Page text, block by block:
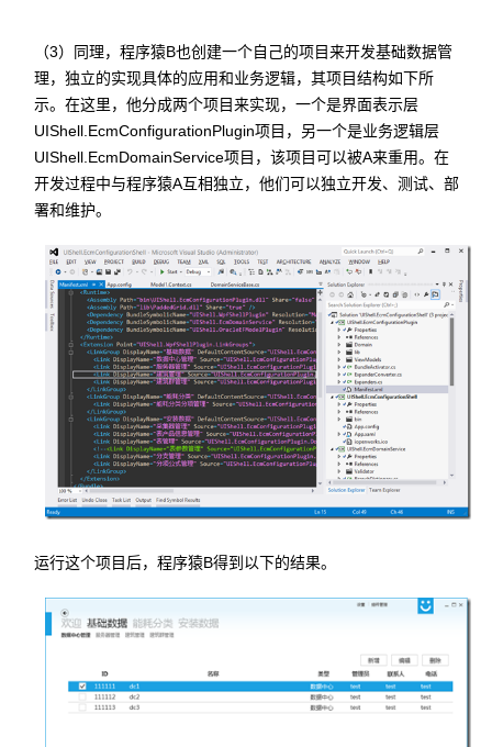
（3）同理，程序猿B也创建一个自己的项目来开发基础数据管
理，独立的实现具体的应用和业务逻辑，其项目结构如下所
示。在这里，他分成两个项目来实现，一个是界面表示层
UIShell.EcmConfigurationPlugin项目，另一个是业务逻辑层
UIShell.EcmDomainService项目，该项目可以被A来重用。在
开发过程中与程序猿A互相独立，他们可以独立开发、测试、部
署和维护。
运行这个项目后，程序猿B得到以下的结果。